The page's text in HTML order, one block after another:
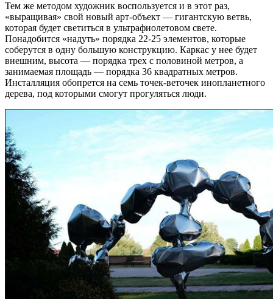
Тем же методом художник воспользуется и в этот раз,
«выращивая» свой новый арт-объект — гигантскую ветвь,
которая будет светиться в ультрафиолетовом свете.
Понадобится «надуть» порядка 22-25 элементов, которые
соберутся в одну большую конструкцию. Каркас у нее будет
внешним, высота — порядка трех с половиной метров, а
занимаемая площадь — порядка 36 квадратных метров.
Инсталляция обопрется на семь точек-веточек инопланетного
дерева, под которыми смогут прогуляться люди.